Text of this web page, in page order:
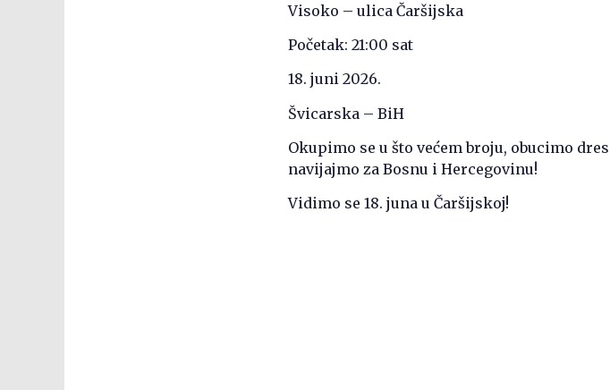
Visoko – ulica Čaršijska
Početak: 21:00 sat
18. juni 2026.
Švicarska – BiH
Okupimo se u što većem broju, obucimo
navijajmo za Bosnu i Hercegovinu!
Vidimo se 18. juna u Čaršijskoj!